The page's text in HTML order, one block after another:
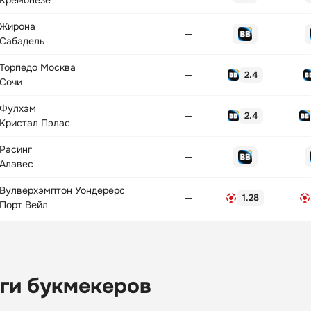
Жирона
Сабадель
—
Торпедо Москва
Сочи
— 2.4
Фулхэм
Кристал Пэлас
— 2.4
Расинг
Алавес
—
Вулверхэмптон Уондерерс
Порт Вейл
— 1.28
букмекеров